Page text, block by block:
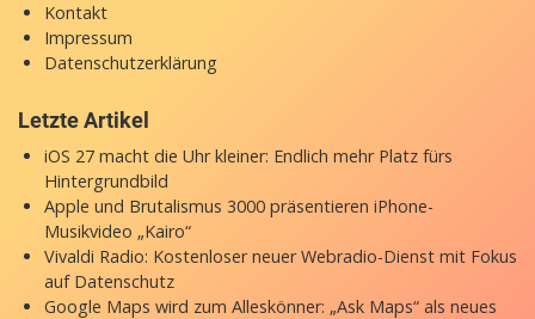
Kontakt
Impressum
Datenschutzerklärung
Letzte Artikel
iOS 27 macht die Uhr kleiner: Endlich mehr Platz fürs
Hintergrundbild
Apple und Brutalismus 3000 präsentieren iPhone-
Musikvideo „Kairo“
Vivaldi Radio: Kostenloser neuer Webradio-Dienst mit Fokus
auf Datenschutz
Google Maps wird zum Alleskönner: „Ask Maps“ als neues